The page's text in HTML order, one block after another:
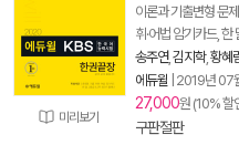
미리보기
이론과 기출변형 문
휘·어법 암기카드,
송주연, 김지학, 황혜
에듀윌 2019년 07
27,000원 (10% 할
구판절판